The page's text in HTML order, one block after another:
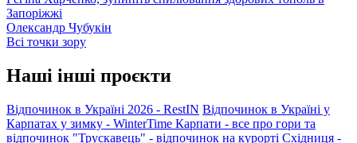
Запоріжжі
Олександр Чубукін
Всі точки зору
Наші інші проєкти
Відпочинок в Україні 2026 - RestIN Відпочинок в Україні у
Карпатах у зимку - WinterTime Карпати - все про гори та
відпочинок "Трускавець" - відпочинок на курорті Східниця -